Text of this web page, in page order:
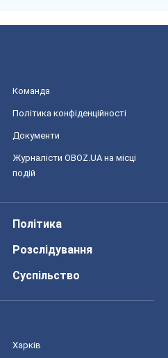
Команда
Політика конфіденційності
Документи
Журналісти OBOZ.UA на місці
подій
Політика
Розслідування
Суспільство
Харків